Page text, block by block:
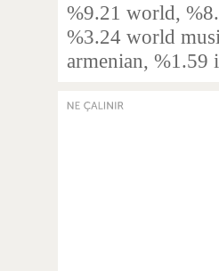
%9.21 world,
%3.24 world
armenian, %1.59